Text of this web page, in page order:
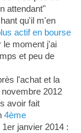
attendant"
qu'il m'en
actif en bourse
le moment j'ai
et peu de
l'achat et la
2012
avoir fait
4ème
janvier 2014 :